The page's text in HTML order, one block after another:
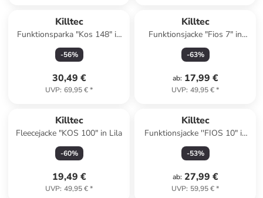
Killtec
Funktionsparka "Kos 148" in
Oliv
-56%
30,49 €
UVP: 69,95 €*
Killtec
Funktionsjacke "Fios 7" in
Pink/ Schwarz
-63%
ab: 17,99 €
UVP: 49,95 €*
Killtec
Fleecejacke "KOS 100" in Lila
-60%
19,49 €
UVP: 49,95 €*
Killtec
Funktionsjacke ''FIOS 10" in
Rosa
-53%
ab: 27,99 €
UVP: 59,95 €*